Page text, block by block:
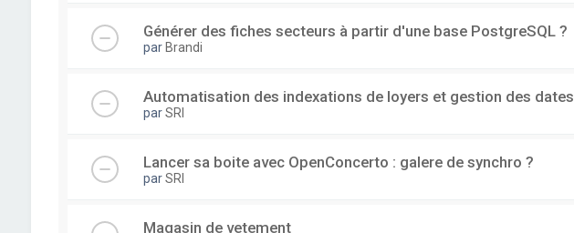
Générer des fiches secteurs à partir d'une base PostgreSQL ?
par Brandi
Automatisation des indexations de loyers et gestion des dates
parSRI
Lancer sa boite avec OpenConcerto : galere de synchro ?
parSRI
Magasin de vetement